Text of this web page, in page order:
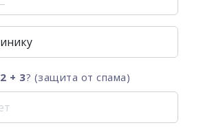
2 + 3? (защита от спама)